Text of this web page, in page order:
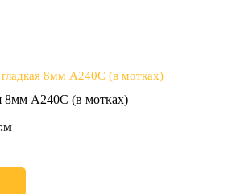
8мм А240С (в мотках)